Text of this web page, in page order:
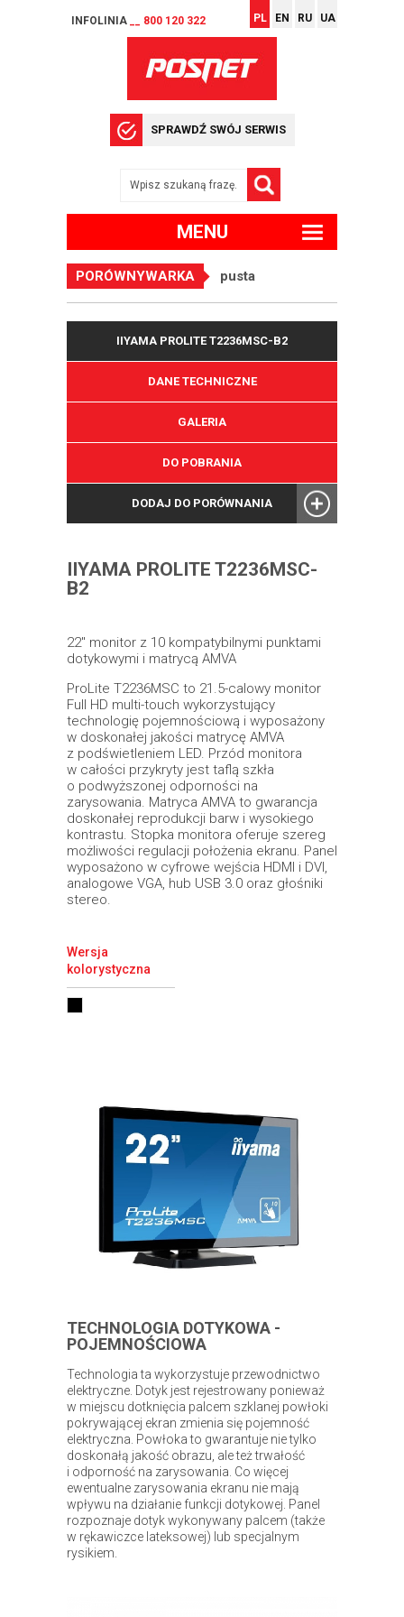
INFOLINIA __ 800 120 322 PL EN RU UA
SPRAWDŹ SWÓJ SERWIS
MENU
PORÓWNYWARKA pusta
IIYAMA PROLITE T2236MSC-B2
DANE TECHNICZNE
GALERIA
DO POBRANIA
DODAJ DO PORÓWNANIA
IIYAMA PROLITE T2236MSC-
B2
22" monitor z 10 kompatybilnymi punktami
dotykowymi i matrycą AMVA
ProLite T2236MSC to 21.5-calowy monitor
Full HD multi-touch wykorzystujący
technologię pojemnościową i wyposażony
w doskonałej jakości matrycę AMVA
z podświetleniem LED. Przód monitora
w całości przykryty jest taflą szkła
o podwyższonej odporności na
zarysowania. Matryca AMVA to gwarancja
doskonałej reprodukcji barw i wysokiego
kontrastu. Stopka monitora oferuje szereg
możliwości regulacji położenia ekranu. Panel
wyposażono w cyfrowe wejścia HDMI i DVI,
analogowe VGA, hub USB 3.0 oraz głośniki
stereo.
Wersja
kolorystyczna
TECHNOLOGIA DOTYKOWA -
POJEMNOŚCIOWA
Technologia ta wykorzystuje przewodnictwo
elektryczne. Dotyk jest rejestrowany ponieważ
w miejscu dotknięcia palcem szklanej powłoki
pokrywającej ekran zmienia się pojemność
elektryczna. Powłoka to gwarantuje nie tylko
doskonałą jakość obrazu, ale też trwałość
i odporność na zarysowania. Co więcej
ewentualne zarysowania ekranu nie mają
wpływu na działanie funkcji dotykowej. Panel
rozpoznaje dotyk wykonywany palcem (także
w rękawiczce lateksowej) lub specjalnym
rysikiem.